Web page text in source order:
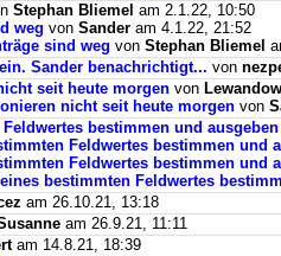
Stephan Bliemel am 2.1.22, 10:50
weg von Sander am 4.1.22, 21:52
sind weg von Stephan Bliemel
Sander benachrichtigt... von
seit heute morgen von
nicht seit heute morgen von
bestimmen und ausgeben
Feldwertes bestimmen und
Feldwertes bestimmen und
bestimmten Feldwertes
am 26.10.21, 13:18
am 26.9.21, 11:11
am 14.8.21, 18:39